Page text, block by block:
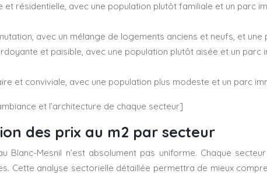
et résidentielle, avec une population plutôt familiale et un parc
avec un mélange de logements anciens et neufs, et
et paisible, avec une population plutôt aisée et un
et conviviale, avec une population plus modeste et un parc
et l’architecture de chaque secteur]
des prix au m2 par secteur
Blanc-Mesnil n’est absolument pas uniforme. Chaque
Cette analyse sectorielle détaillée permettra de mieux